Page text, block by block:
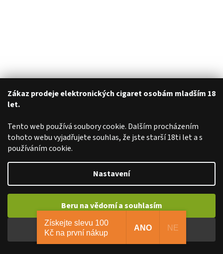
Zákaz prodeje elektronických cigaret osobám mladším 18
let.
Tento web používá soubory cookie. Dalším procházením
tohoto webu vyjadřujete souhlas, že jste starší 18ti let a s
používáním cookie.
Nastavení
Beru na vědomí a nesouhlasím
Beru na vědomí a souhlasím
Získejte slevu 100
Kč na první nákup
ANO NE